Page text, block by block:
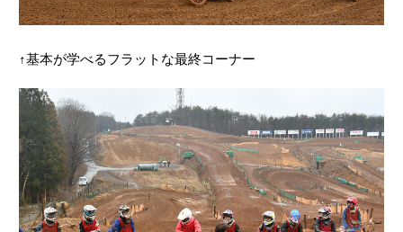
↑基本が学べるフラットな最終コーナー